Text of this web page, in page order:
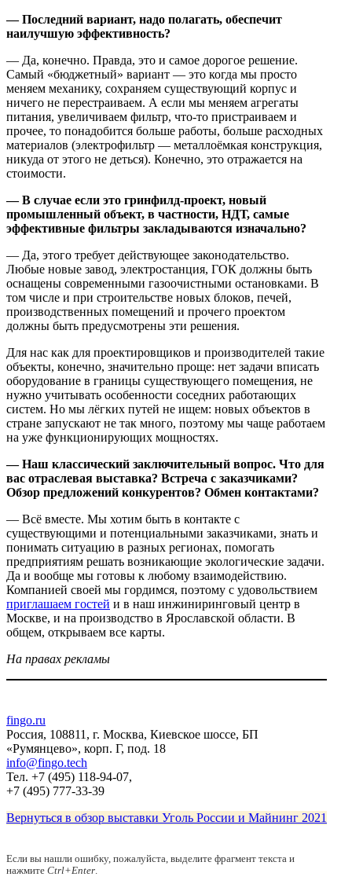
— Последний вариант, надо полагать, обеспечит
наилучшую эффективность?
— Да, конечно. Правда, это и самое дорогое решение.
Самый «бюджетный» вариант — это когда мы просто
меняем механику, сохраняем существующий корпус и
ничего не перестраиваем. А если мы меняем агрегаты
питания, увеличиваем фильтр, что-то пристраиваем и
прочее, то понадобится больше работы, больше расходных
материалов (электрофильтр — металлоёмкая конструкция,
никуда от этого не деться). Конечно, это отражается на
стоимости.
— В случае если это гринфилд-проект, новый
промышленный объект, в частности, НДТ, самые
эффективные фильтры закладываются изначально?
— Да, этого требует действующее законодательство.
Любые новые завод, электростанция, ГОК должны быть
оснащены современными газоочистными остановками. В
том числе и при строительстве новых блоков, печей,
производственных помещений и прочего проектом
должны быть предусмотрены эти решения.
Для нас как для проектировщиков и производителей такие
объекты, конечно, значительно проще: нет задачи вписать
оборудование в границы существующего помещения, не
нужно учитывать особенности соседних работающих
систем. Но мы лёгких путей не ищем: новых объектов в
стране запускают не так много, поэтому мы чаще работаем
на уже функционирующих мощностях.
— Наш классический заключительный вопрос. Что для
вас отраслевая выставка? Встреча с заказчиками?
Обзор предложений конкурентов? Обмен контактами?
— Всё вместе. Мы хотим быть в контакте с
существующими и потенциальными заказчиками, знать и
понимать ситуацию в разных регионах, помогать
предприятиям решать возникающие экологические задачи.
Да и вообще мы готовы к любому взаимодействию.
Компанией своей мы гордимся, поэтому с удовольствием
приглашаем гостей и в наш инжиниринговый центр в
Москве, и на производство в Ярославской области. В
общем, открываем все карты.
На правах рекламы
fingo.ru
Россия, 108811, г. Москва, Киевское шоссе, БП
«Румянцево», корп. Г, под. 18
info@fingo.tech
Тел. +7 (495) 118-94-07,
+7 (495) 777-33-39
Вернуться в обзор выставки Уголь России и Майнинг 2021
Если вы нашли ошибку, пожалуйста, выделите фрагмент текста и
нажмите Ctrl+Enter.